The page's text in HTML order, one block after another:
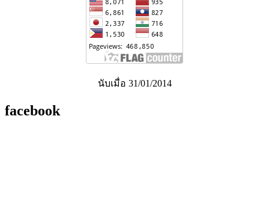
นับเมื่อ 31/01/2014
facebook